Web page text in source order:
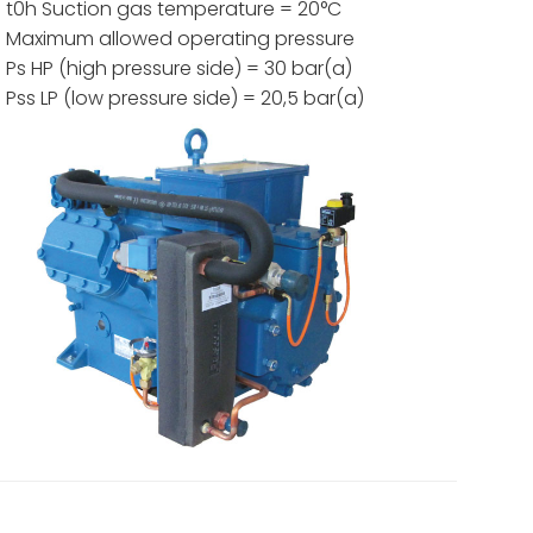
t0h Suction gas temperature = 20°C
Maximum allowed operating pressure
Ps HP (high pressure side) = 30 bar(a)
Pss LP (low pressure side) = 20,5 bar(a)